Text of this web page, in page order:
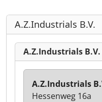
A.Z.Industrials B.V.
A.Z.Industrials
A.Z.Industrials
Hessenweg 16a